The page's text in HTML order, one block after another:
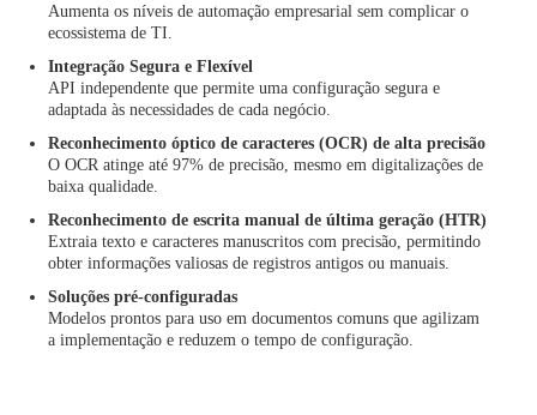
Aumenta os níveis de automação empresarial sem complicar o
ecossistema de TI.
Integração Segura e Flexível
API independente que permite uma configuração segura e
adaptada às necessidades de cada negócio.
Reconhecimento óptico de caracteres (OCR) de alta precisão
O OCR atinge até 97% de precisão, mesmo em digitalizações de
baixa qualidade.
Reconhecimento de escrita manual de última geração (HTR)
Extraia texto e caracteres manuscritos com precisão, permitindo
obter informações valiosas de registros antigos ou manuais.
Soluções pré-configuradas
Modelos prontos para uso em documentos comuns que agilizam
a implementação e reduzem o tempo de configuração.